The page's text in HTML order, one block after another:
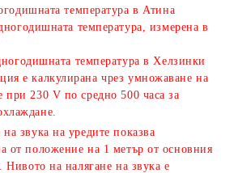
температура в Атина
температура, измерена в
температура в Хелзинки
е калкулирана чрез умножаване на
при 230 V по средно 500 часа за
звука на уредите показва
от положение на 1 метър от основния
Нивото на налягане на звука е